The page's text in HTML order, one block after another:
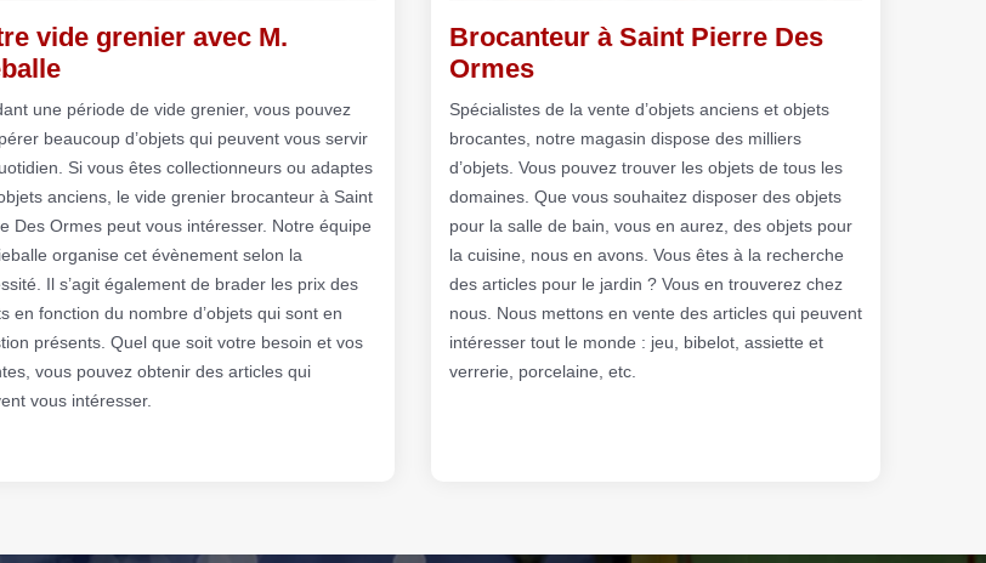
vide grenier avec M.
une période de vide grenier, vous pouvez
beaucoup d’objets qui peuvent vous servir
Si vous êtes collectionneurs ou adaptes
anciens, le vide grenier brocanteur à Saint
Des Ormes peut vous intéresser. Notre équipe
organise cet évènement selon la
Il s’agit également de brader les prix des
en fonction du nombre d’objets qui sont en
présents. Quel que soit votre besoin et vos
vous pouvez obtenir des articles qui
vous intéresser.
Brocanteur à Saint Pierre Des
Ormes
Spécialistes de la vente d’objets anciens et objets
brocantes, notre magasin dispose des milliers
d’objets. Vous pouvez trouver les objets de tous les
domaines. Que vous souhaitez disposer des objets
pour la salle de bain, vous en aurez, des objets pour
la cuisine, nous en avons. Vous êtes à la recherche
des articles pour le jardin ? Vous en trouverez chez
nous. Nous mettons en vente des articles qui peuvent
intéresser tout le monde : jeu, bibelot, assiette et
verrerie, porcelaine, etc.